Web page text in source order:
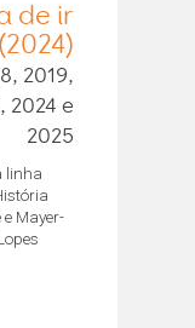
de ir
2019,
2024 e
2025
linha
Mayer-